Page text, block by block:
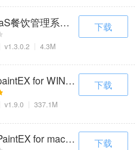
餐饮管理系统下载，多场
v1.3.0.2 4.3M
下载
for WIN官方下载，提
v1.9.0 337.1M
下载
for mac下载，自然线
下载